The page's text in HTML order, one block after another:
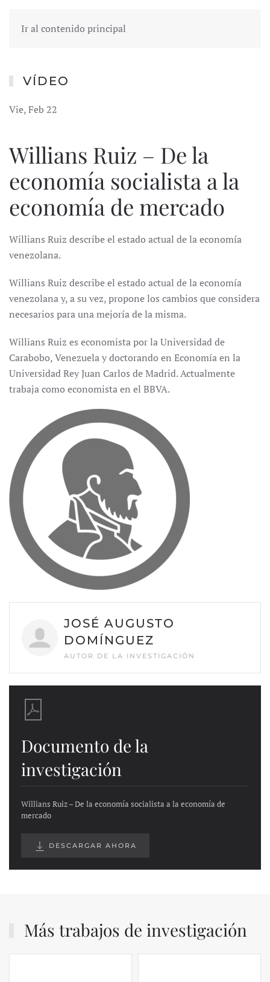
Ir al contenido principal
VÍDEO
Vie, Feb 22
Willians Ruiz – De la
economía socialista a la
economía de mercado
Willians Ruiz describe el estado actual de la economía
venezolana.
Willians Ruiz describe el estado actual de la economía
venezolana y, a su vez, propone los cambios que considera
necesarios para una mejoría de la misma.
Willians Ruiz es economista por la Universidad de
Carabobo, Venezuela y doctorando en Economía en la
Universidad Rey Juan Carlos de Madrid. Actualmente
trabaja como economista en el BBVA.
JOSÉ AUGUSTO
DOMÍNGUEZ
AUTOR DE LA INVESTIGACIÓN
Documento de la
investigación
Willians Ruiz – De la economía socialista a la economía de
mercado
DESCARGAR AHORA
Más trabajos de investigación